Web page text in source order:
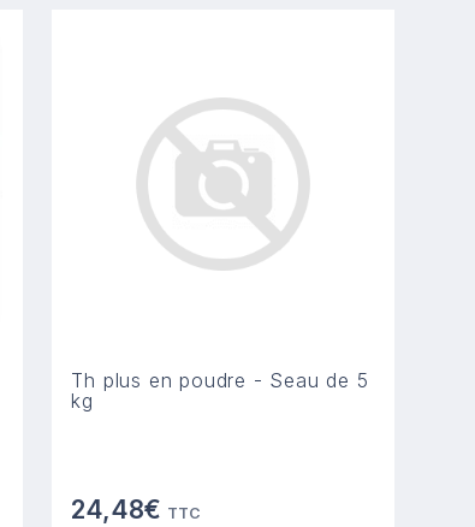
Th plus en poudre - Seau de 5
kg
24,48€ TTC